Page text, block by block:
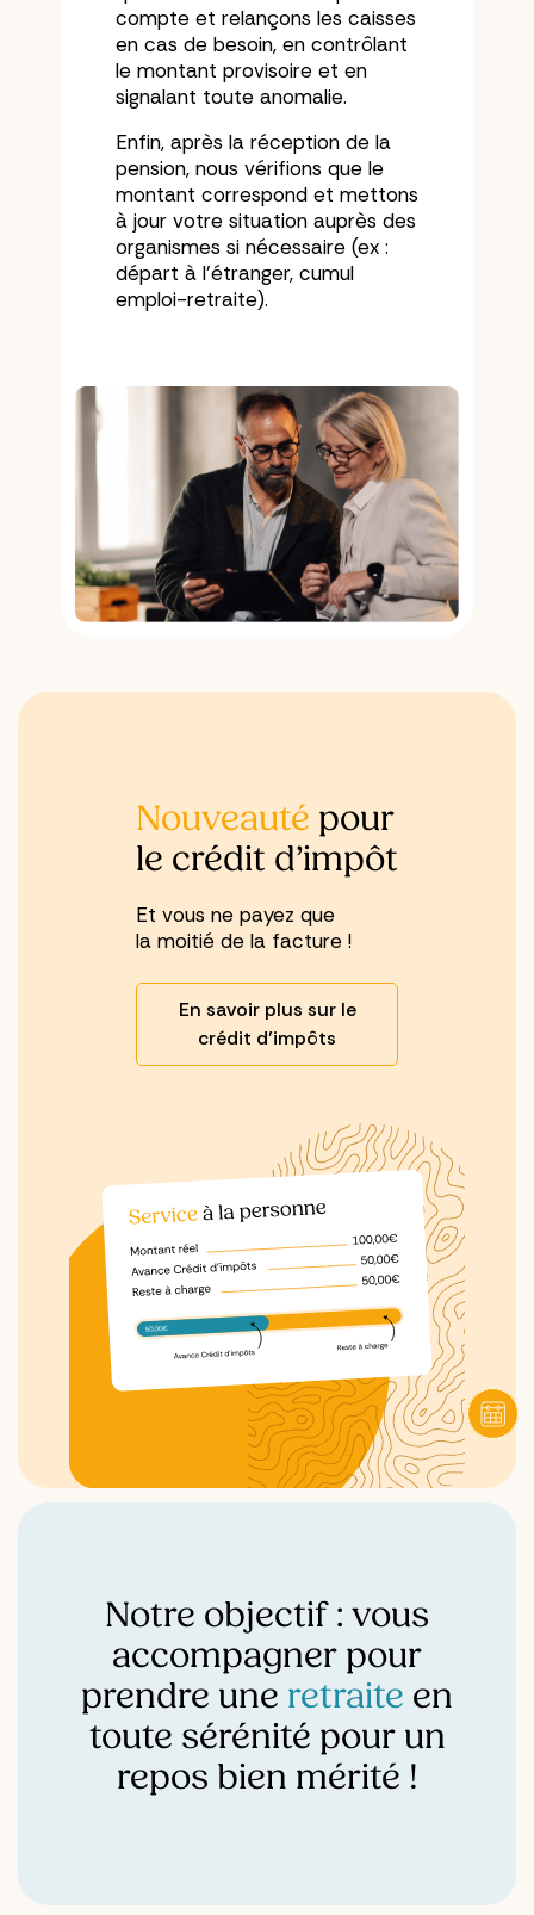
compte et relançons les caisses
en cas de besoin, en contrôlant
le montant provisoire et en
signalant toute anomalie.
Enfin, après la réception de la
pension, nous vérifions que le
montant correspond et mettons
à jour votre situation auprès des
organismes si nécessaire (ex :
départ à l’étranger, cumul
emploi-retraite).
Nouveauté pour
le crédit d’impôt
Et vous ne payez que
la moitié de la facture !
En savoir plus sur le
crédit d’impôts
Notre objectif : vous
accompagner pour
prendre une retraite en
toute sérénité pour un
repos bien mérité !